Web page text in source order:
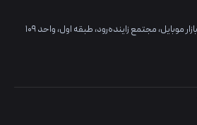
موبایل، مجتمع زاینده‌رود، طبقه اول، واحد ۱۰۹